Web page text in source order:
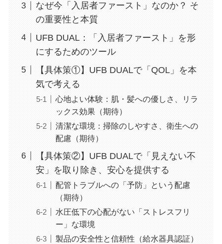
なぜ今「入居者ファースト」なのか？ そ
の重要性と本質
UFB DUAL：「入居者ファースト」を形
にするためのツール
【具体策①】UFB DUALで「QOL」を本
気で考える
心地よい体験：肌・髪への優しさ、リラ
ックス効果（期待）
清潔な環境：掃除のしやすさ、衛生への
配慮（期待）
【具体策②】UFB DUALで「見えない不
安」を取り除き、安心を提供する
配管トラブルへの「予防」という配慮
（期待）
水圧低下の心配がない「ストレスフリ
ー」な環境
製品の安全性と信頼性（給水器具認証）